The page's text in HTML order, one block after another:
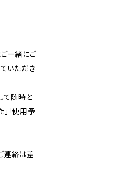
一緒にご
いただき
て随時と
「使用予
連絡は差